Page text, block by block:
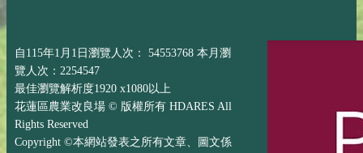
自115年1月1日瀏覽人次： 54553768 本月瀏
覽人次：2254547
最佳瀏覽解析度1920 x1080以上
花蓮區農業改良場 © 版權所有 HDARES All
Rights Reserved
Copyright ©本網站發表之所有文章、圖文係